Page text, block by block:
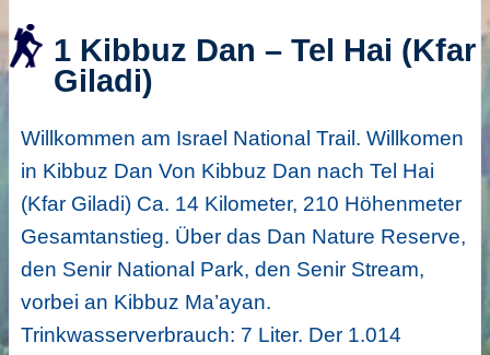
1 Kibbuz Dan – Tel Hai (Kfar
Giladi)
Willkommen am Israel National Trail. Willkomen
in Kibbuz Dan Von Kibbuz Dan nach Tel Hai
(Kfar Giladi) Ca. 14 Kilometer, 210 Höhenmeter
Gesamtanstieg. Über das Dan Nature Reserve,
den Senir National Park, den Senir Stream,
vorbei an Kibbuz Ma’ayan.
Trinkwasserverbrauch: 7 Liter. Der 1.014